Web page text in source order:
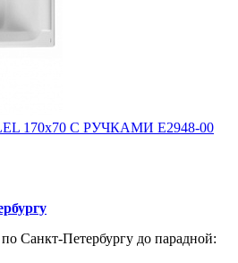
170х70 С РУЧКАМИ E2948-00
Санкт-Петербургу до парадной: